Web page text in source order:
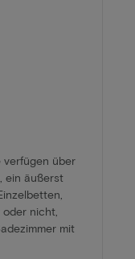
verfügen über
ein äußerst
nicht,
mit